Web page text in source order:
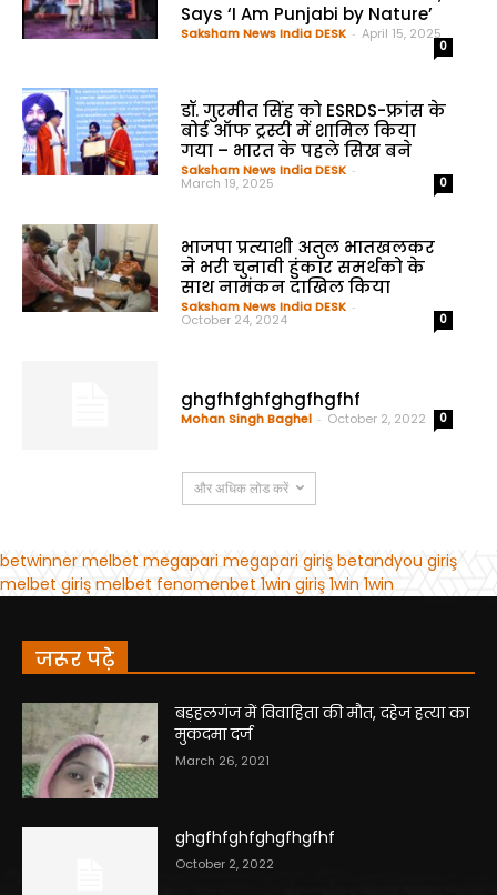
जरूर पढ़े
बड़हलगंज में विवाहिता की मौत, दहेज हत्या का
मुकदमा दर्ज
March 26, 2021
ghgfhfghfghgfhgfhf
October 2, 2022